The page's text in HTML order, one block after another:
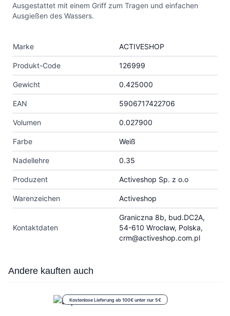
Ausgestattet mit einem Griff zum Tragen und einfachen
Ausgießen des Wassers.
Marke ACTIVESHOP
Produkt-Code 126999
Gewicht 0.425000
EAN 5906717422706
Volumen 0.027900
Farbe Weiß
Nadellehre 0.35
Produzent Activeshop Sp. z o.o
Warenzeichen Activeshop
Kontaktdaten
Graniczna 8b, bud.DC2A,
54-610 Wrocław, Polska,
crm@activeshop.com.pl
Press to skip carousel
Andere kauften auch
Kostenlose Lieferung ab 100€ unter nur 5€